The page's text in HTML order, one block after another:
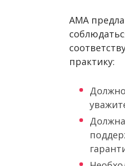
АМА
практику: